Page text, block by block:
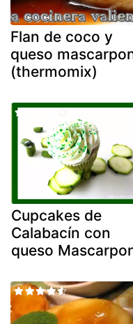
Flan de coco y
queso
(thermomix)
Cupcakes de
Calabacín con
queso